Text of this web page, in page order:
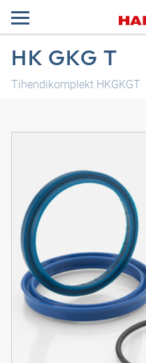
HK GKG T
Tihendikomplekt HKGKGT